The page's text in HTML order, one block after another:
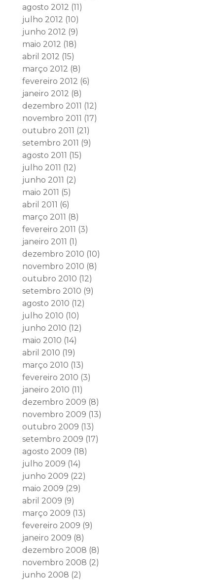
agosto 2012 (11)
julho 2012 (10)
junho 2012 (9)
maio 2012 (18)
abril 2012 (15)
março 2012 (8)
fevereiro 2012 (6)
janeiro 2012 (8)
dezembro 2011 (12)
novembro 2011 (17)
outubro 2011 (21)
setembro 2011 (9)
agosto 2011 (15)
julho 2011 (12)
junho 2011 (2)
maio 2011 (5)
abril 2011 (6)
março 2011 (8)
fevereiro 2011 (3)
janeiro 2011 (1)
dezembro 2010 (10)
novembro 2010 (8)
outubro 2010 (12)
setembro 2010 (9)
agosto 2010 (12)
julho 2010 (10)
junho 2010 (12)
maio 2010 (14)
abril 2010 (19)
março 2010 (13)
fevereiro 2010 (3)
janeiro 2010 (11)
dezembro 2009 (8)
novembro 2009 (13)
outubro 2009 (13)
setembro 2009 (17)
agosto 2009 (18)
julho 2009 (14)
junho 2009 (22)
maio 2009 (29)
abril 2009 (9)
março 2009 (13)
fevereiro 2009 (9)
janeiro 2009 (8)
dezembro 2008 (8)
novembro 2008 (2)
junho 2008 (2)